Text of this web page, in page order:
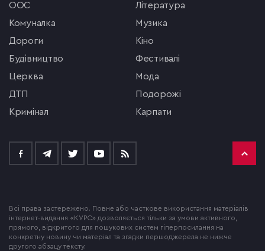
ООС
комуналка
Дороги
будівництво
церква
ДТП
кримінал
література
музика
кіно
фестивалі
мода
подорожі
Карпати
Всі права застережено. Повне або часткове використання матеріалів
інтернет-видання «КУРС» дозволяється тільки за умови активного,
прямого, відкритого для пошукових систем гіперпосилання на
конкретну новину чи матеріал та згадки першоджерела не нижче
другого абзацу тексту.